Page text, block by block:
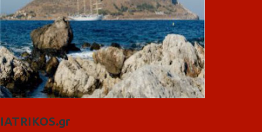
IATRIKOS.gr